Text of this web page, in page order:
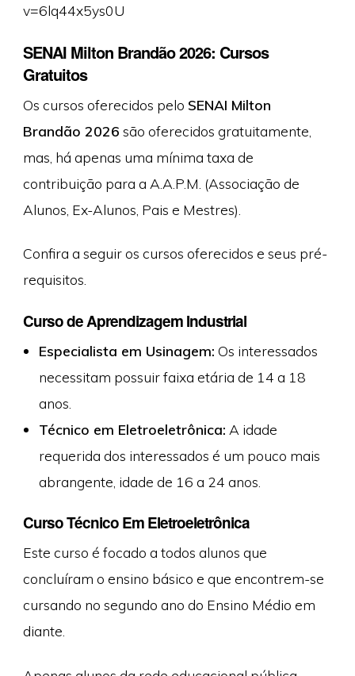
v=6lq44x5ys0U
SENAI Milton Brandão 2026: Cursos
Gratuitos
Os cursos oferecidos pelo SENAI Milton
Brandão 2026 são oferecidos gratuitamente,
mas, há apenas uma mínima taxa de
contribuição para a A.A.P.M. (Associação de
Alunos, Ex-Alunos, Pais e Mestres).
Confira a seguir os cursos oferecidos e seus pré-
requisitos.
Curso de Aprendizagem Industrial
Especialista em Usinagem: Os interessados
necessitam possuir faixa etária de 14 a 18
anos.
Técnico em Eletroeletrônica: A idade
requerida dos interessados é um pouco mais
abrangente, idade de 16 a 24 anos.
Curso Técnico Em Eletroeletrônica
Este curso é focado a todos alunos que
concluíram o ensino básico e que encontrem-se
cursando no segundo ano do Ensino Médio em
diante.